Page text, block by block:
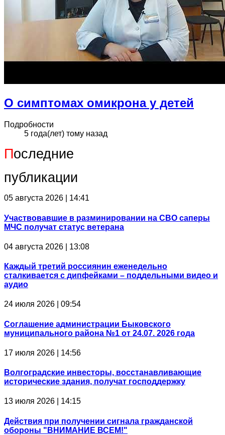
О симптомах омикрона у детей
Подробности
5 года(лет) тому назад
Последние
публикации
05 августа 2026 | 14:41
Участвовавшие в разминировании на СВО саперы
МЧС получат статус ветерана
04 августа 2026 | 13:08
Каждый третий россиянин еженедельно
сталкивается с дипфейками – поддельными видео и
аудио
24 июля 2026 | 09:54
Соглашение администрации Быковского
муниципального района №1 от 24.07. 2026 года
17 июля 2026 | 14:56
Волгоградские инвесторы, восстанавливающие
исторические здания, получат господдержку
13 июля 2026 | 14:15
Действия при получении сигнала гражданской
обороны "ВНИМАНИЕ ВСЕМ!"